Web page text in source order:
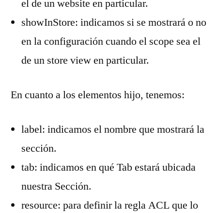
el de un website en particular.
showInStore: indicamos si se mostrará o no
en la configuración cuando el scope sea el
de un store view en particular.
En cuanto a los elementos hijo, tenemos:
label: indicamos el nombre que mostrará la
sección.
tab: indicamos en qué Tab estará ubicada
nuestra Sección.
resource: para definir la regla ACL que lo